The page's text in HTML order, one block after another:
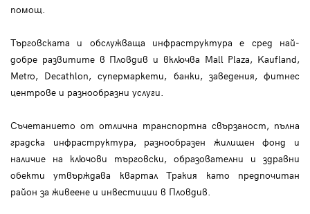
помощ.
Търговската и обслужваща инфраструктура е сред най-
добре развитите в Пловдив и включва Mall Plaza, Kaufland,
Metro, Decathlon, супермаркети, банки, заведения, фитнес
центрове и разнообразни услуги.
Съчетанието от отлична транспортна свързаност, пълна
градска инфраструктура, разнообразен жилищен фонд и
наличие на ключови търговски, образователни и здравни
обекти утвърждава квартал Тракия като предпочитан
район за живеене и инвестиции в Пловдив.